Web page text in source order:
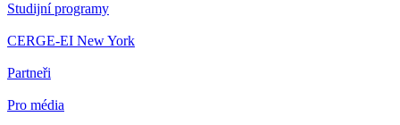
Studijní programy
CERGE-EI New York
Partneři
Pro média